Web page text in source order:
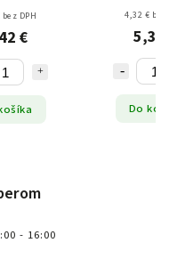
DPH
€
4,32 € bez
5,31
Do
- 16:00